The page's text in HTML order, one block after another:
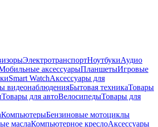
ЭлектротранспортНоутбукиАудио
аксессуарыПланшетыИгровые
Smart WatchАксессуары для
видеонаблюденияБытовая техникаТовары
Товары для автоВелосипедыТовары для
КомпьютерыБензиновые мотоциклы
маслаКомпьютерное креслоАксессуары